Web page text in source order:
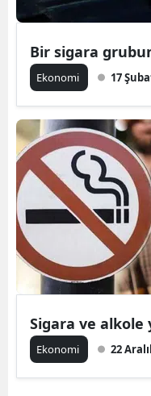
Bir sigara
Ekonomi 17
Sigara ve alkole
Ekonomi 22